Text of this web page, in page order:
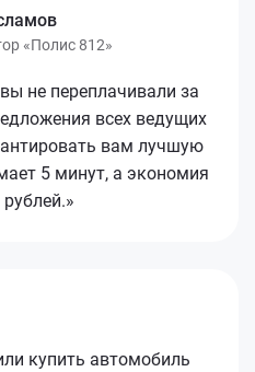
«Полис 812»
не переплачивали за
всех ведущих
вам лучшую
5 минут, а экономия
купить автомобиль